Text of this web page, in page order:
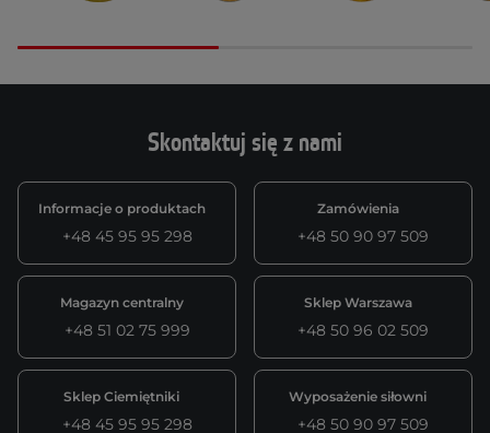
Skontaktuj się z nami
Informacje o produktach
+48 45 95 95 298
Zamówienia
+48 50 90 97 509
Magazyn centralny
+48 51 02 75 999
Sklep Warszawa
+48 50 96 02 509
Sklep Ciemiętniki
+48 45 95 95 298
Wyposażenie siłowni
+48 50 90 97 509